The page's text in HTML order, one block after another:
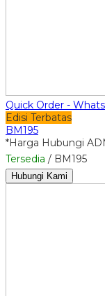
Quick Order -
Edisi Terbatas
BM195
*Harga Hubungi
Tersedia / BM195
Hubungi Kami